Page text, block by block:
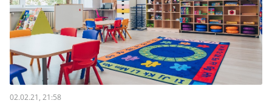
02.02.21, 21:58